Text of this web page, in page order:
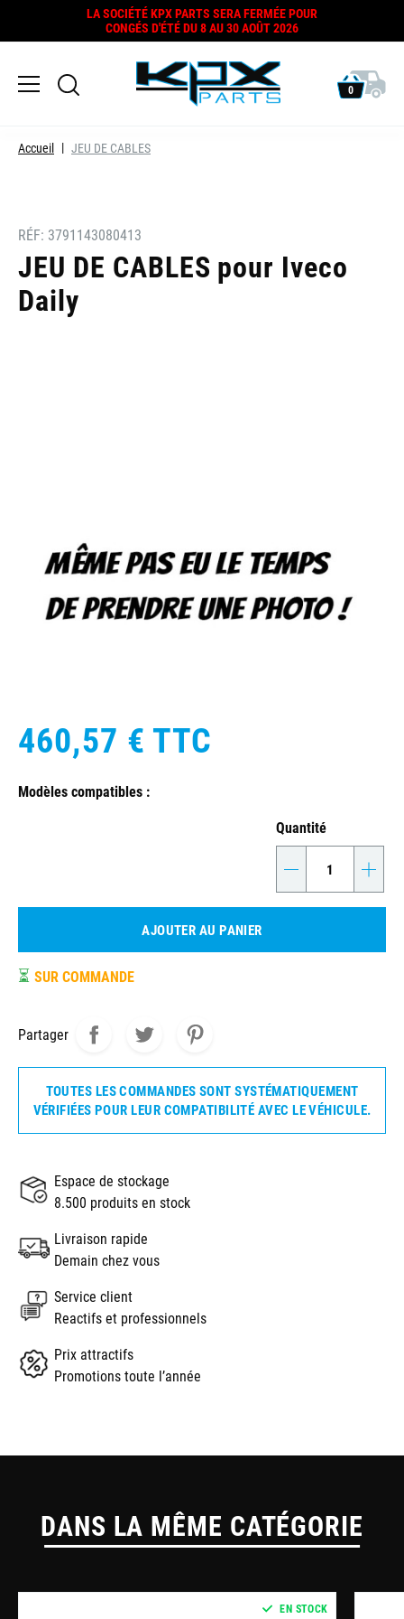
LA SOCIÉTÉ KPX PARTS SERA FERMÉE POUR
CONGÉS D'ÉTÉ DU 8 AU 30 AOÛT 2026
0
Accueil JEU DE CABLES
RÉF: 3791143080413
JEU DE CABLES pour Iveco
Daily
460,57 € TTC
Modèles compatibles :
Quantité
- +
AJOUTER AU PANIER
⏳ SUR COMMANDE
Partager
TOUTES LES COMMANDES SONT SYSTÉMATIQUEMENT
VÉRIFIÉES POUR LEUR COMPATIBILITÉ AVEC LE VÉHICULE.
Espace de stockage
8.500 produits en stock
Livraison rapide
Demain chez vous
Service client
Reactifs et professionnels
Prix attractifs
Promotions toute l’année
DANS LA MÊME CATÉGORIE
EN STOCK